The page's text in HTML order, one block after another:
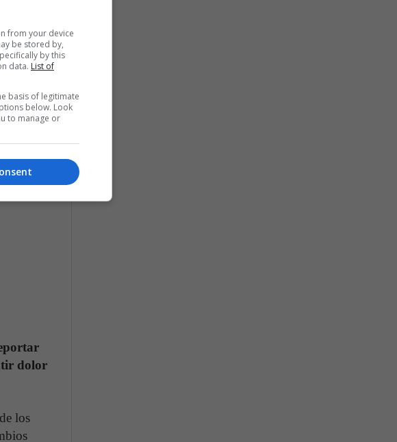
dolor
los
from your device
be stored by,
by this
data. List of
basis of legitimate
below. Look
to manage or